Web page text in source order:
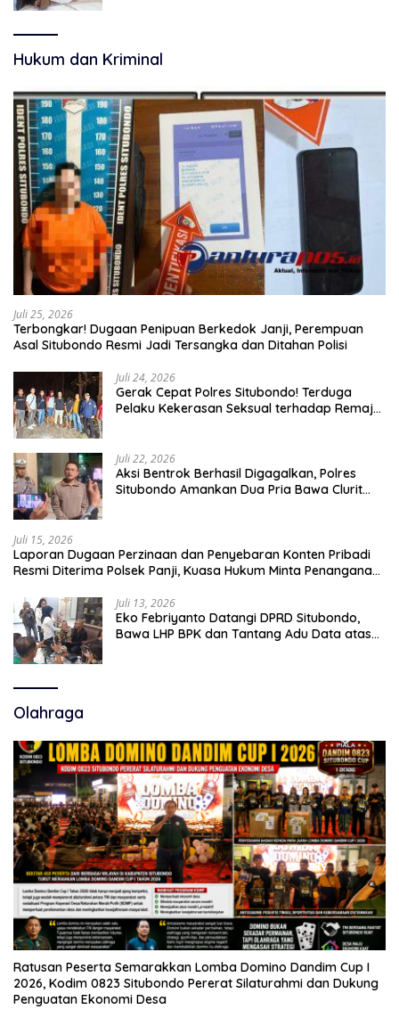
Hukum dan Kriminal
Juli 25, 2026
Terbongkar! Dugaan Penipuan Berkedok Janji, Perempuan
Asal Situbondo Resmi Jadi Tersangka dan Ditahan Polisi
Juli 24, 2026
Gerak Cepat Polres Situbondo! Terduga
Pelaku Kekerasan Seksual terhadap Remaja
Juli 22, 2026
Aksi Bentrok Berhasil Digagalkan, Polres
Situbondo Amankan Dua Pria Bawa Clurit
Juli 15, 2026
Laporan Dugaan Perzinaan dan Penyebaran Konten Pribadi
Resmi Diterima Polsek Panji, Kuasa Hukum Minta Penanganan
Juli 13, 2026
Eko Febriyanto Datangi DPRD Situbondo,
Bawa LHP BPK dan Tantang Adu Data atas
Olahraga
Ratusan Peserta Semarakkan Lomba Domino Dandim Cup I
2026, Kodim 0823 Situbondo Pererat Silaturahmi dan Dukung
Penguatan Ekonomi Desa